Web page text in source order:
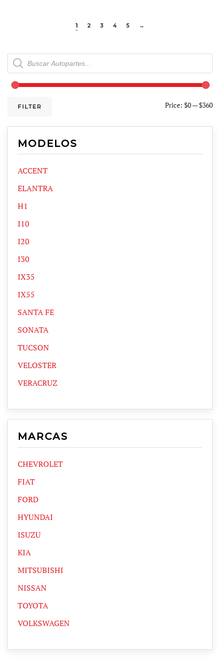
1 2 3 4 5 →
Products
search
FILTER Price: $0—$360
MODELOS
ACCENT
ELANTRA
H1
I10
I20
I30
IX35
IX55
SANTA FE
SONATA
TUCSON
VELOSTER
VERACRUZ
MARCAS
CHEVROLET
FIAT
FORD
HYUNDAI
ISUZU
KIA
MITSUBISHI
NISSAN
TOYOTA
VOLKSWAGEN